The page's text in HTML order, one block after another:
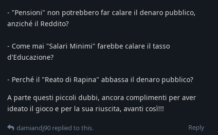
- "Pensioni" non potrebbero far calare il denaro pubblico,
anziché il Reddito?
- Come mai "Salari Minimi" farebbe calare il tasso
d'Educazione?
- Perché il "Reato di Rapina" abbassa il denaro pubblico?
A parte questi piccoli dubbi, ancora complimenti per aver
ideato il gioco e per la sua riuscita, avanti così!!!
Reply
damiandj90 replied to this.